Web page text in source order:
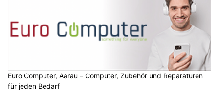
Euro Computer, Aarau – Computer, Zubehör und Reparaturen
für jeden Bedarf